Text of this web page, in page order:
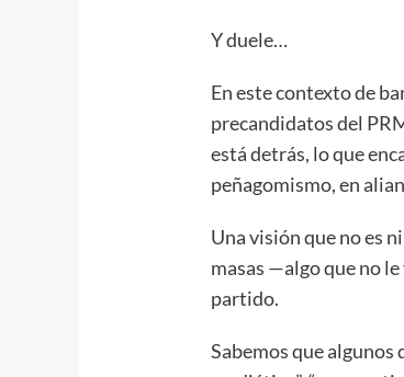
Y duele…
En este contexto de
precandidatos del
está detrás, lo que
peñagomismo, en
Una visión que no es
masas —algo que no
partido.
Sabemos que algunos